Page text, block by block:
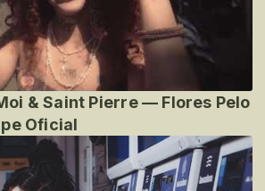
& Saint Pierre — Flores Pelo
Oficial